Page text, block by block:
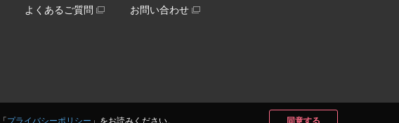
プライバシーポリシー 」をお読みください。 同意する
よくあるご質問 お問い合わせ